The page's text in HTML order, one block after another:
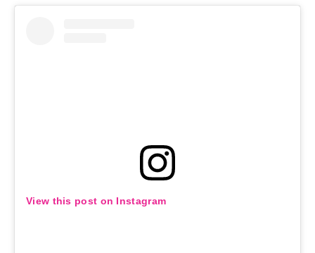
View this post on Instagram